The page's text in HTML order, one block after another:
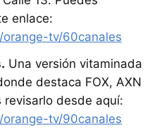
enlace:
tv/60canales
Una versión vitaminada
destaca FOX, AXN
revisarlo desde aquí:
tv/90canales